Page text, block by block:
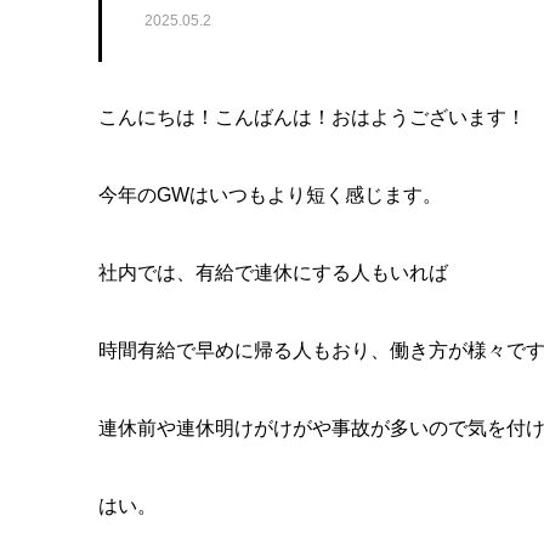
2025.05.2
こんにちは！こんばんは！おはようございます！
今年のGWはいつもより短く感じます。
社内では、有給で連休にする人もいれば
時間有給で早めに帰る人もおり、働き方が様々です
連休前や連休明けがけがや事故が多いので気を付け
はい。